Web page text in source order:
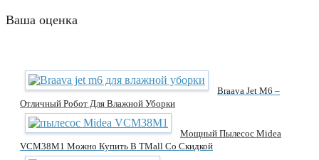
Ваша оценка
Braava Jet M6 –
Отличный Робот Для Влажной Уборки
Мощный Пылесос Midea
VCM38M1 Можно Купить В TMall Со Скидкой